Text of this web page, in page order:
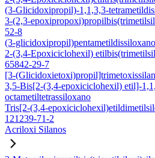
(3-Glicidoxipropil)-1,1,3,3-
3-(2,3-
52-8
(3-
2-(3,4-Epoxiciclohexil)
65842-29-7
[3-
3,5-Bis[2-(3,4-epoxiciclohexil) etil]-
octametiltetrassiloxano
Tris[2-(3,4-
121239-71-2
Acriloxi Silanos